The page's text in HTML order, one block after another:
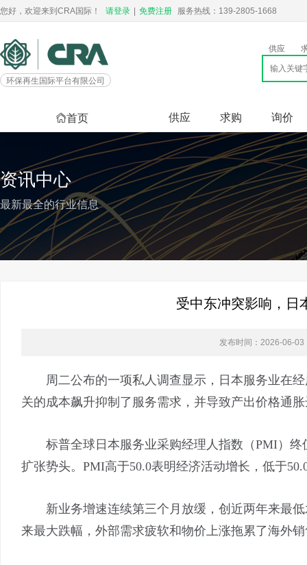
您好，欢迎来到CRA国际！ 请登录 免费注册 服务热线：139-2805-1668
环保再生国际平台有限公司
供应
首页 供应 求购 询价
资讯中心
最新最全的行业信息
受中东冲突影响，日
发布时间：2026-06-
周二公布的一项私人调查显示，日本服务业在经
关的成本飙升抑制了服务需求，并导致产出价格通
标普全球日本服务业采购经理人指数（PMI）终
扩张势头。PMI高于50.0表明经济活动增长，低于
新业务增速连续第三个月放缓，创近两年来最低
来最大跌幅，外部需求疲软和物价上涨拖累了海外